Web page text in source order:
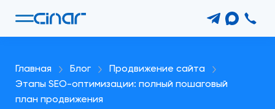
Главная Блог
Продвижение сайта
Этапы SEO-оптимизации: полный пошаговый
план продвижения